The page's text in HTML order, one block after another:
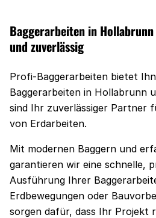
Baggerarbeiten in
und zuverlässig
Profi-Baggerarbeiten bietet
Baggerarbeiten in Hollabrunn
sind Ihr zuverlässiger Partner
von Erdarbeiten.
Mit modernen Baggern und
garantieren wir eine schnelle,
Ausführung Ihrer
Erdbewegungen oder
sorgen dafür, dass Ihr Projekt